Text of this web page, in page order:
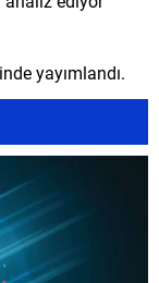
yayımlandı.